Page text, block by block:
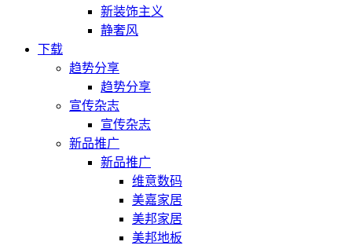
新装饰主义
静奢风
下载
趋势分享
趋势分享
宣传杂志
宣传杂志
新品推广
新品推广
维意数码
美嘉家居
美邦家居
美邦地板